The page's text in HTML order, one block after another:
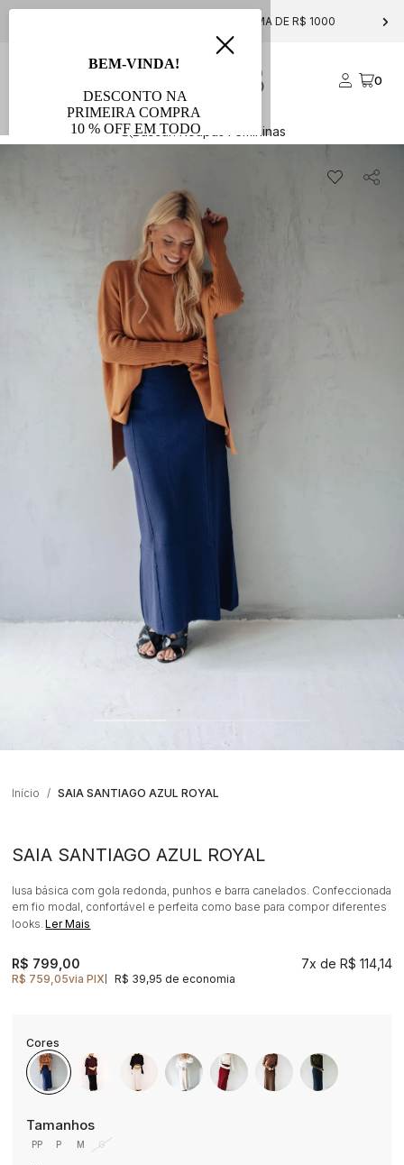
10% OFF NA PRIMEIRA COMPRA COM O
0
Início SAIA SANTIAGO AZUL ROYAL
SAIA SANTIAGO AZUL ROYAL
lusa básica com gola redonda, punhos e barra canelados. Confeccionada
em fio modal, confortável e perfeita como base para compor diferentes
looks.Ler Mais
R$ 759,05via PIX R$ 39,95 de economia
R$ 799,00 7x R$ 114,14
PP P M G